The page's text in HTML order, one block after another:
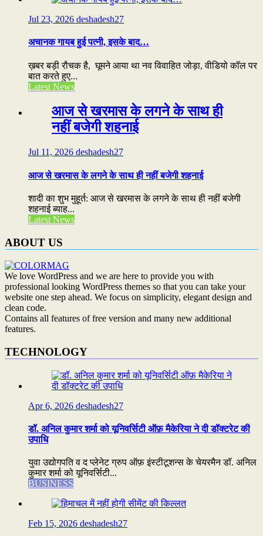
Jul 23, 2026 deshadesh27
अचानक गायब हुई पत्नी, इसके बाद…
ख़बर बड़ी रौचक है, घूमने आया था नव विवाहित जोड़ा, वीडियो कॉल पर
बात करते हुए...
Latest News
आज से खरमास के लगने के साथ ही
नहीं बजेगी शहनाई
Jul 11, 2026 deshadesh27
आज से खरमास के लगने के साथ ही नहीं बजेगी शहनाई
शादी का शुभ मुहूर्त: आज से खरमास के लगने के साथ ही नहीं बजेगी
शहनाई ब्याह...
Latest News
ABOUT US
We love WordPress and we are here to provide you with
professional looking WordPress themes so that you can take your
website one step ahead. We focus on simplicity, elegant design and
clean code.
Contains all features of free version and many new additional
features.
TECHNOLOGY
Apr 6, 2026 deshadesh27
डॉ. अनिल कुमार शर्मा को यूनिवर्सिटी ऑफ़ मैकेरिया ने दी डॉक्टरेट की
उपाधि
युवा उद्योगपति व द प्लेनेट ग्रुप ऑफ़ इंस्टीटूशन्स के चेयरमैन डॉ. अनिल
कुमार शर्मा को यूनिवर्सिटी...
BUSINESS
Feb 15, 2026 deshadesh27